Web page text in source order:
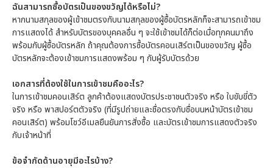
ฉันสามารถซื้อบัตรเป็นของขวัญได้หรือไม่?
หากนามสกุลของผู้เข้าชมตรงกับนามสกุลของผู้ซื้อบัตรหลักก็จะสามารถเข้าชม
การแสดงได้ สำหรับบัตรของบุคคลอื่น ๆ จะใช้เข้าชมได้ก็ต่อเมื่อทุกคนมาถึง
พร้อมกับผู้ซื้อบัตรหลัก ถ้าคุณต้องการซื้อบัตรคอนเสิร์ตเป็นของขวัญ ผู้ซื้อ
บัตรหลักจะต้องเข้าชมการแสดงพร้อม ๆ กับผู้รับบัตรด้วย
เอกสารที่ต้องใช้ในการเข้าชมคืออะไร?
ในการเข้าชมคอนเสิร์ต ลูกค้าต้องแสดงบัตรประชาชนตัวจริง หรือ ใบขับขี่ตัว
จริง หรือ พาสปอร์ตตัวจริง (ที่มีรูปถ่ายและชื่อตรงกับชื่อบนหน้าบัตรเข้าชม
คอนเสิร์ต) พร้อมโชว์อีเมลยืนยันการสั่งซื้อ และบัตรเข้าชมการแสดงตัวจริง
กับเจ้าหน้าที่
ข้อจำกัดด้านอายุมีอะไรบ้าง?